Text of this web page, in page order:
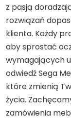
z pasją
rozwiązań
klienta. Każdy
aby sprostać
wymagających
odwiedź Sega
które zmienią
życia.
zamówienia